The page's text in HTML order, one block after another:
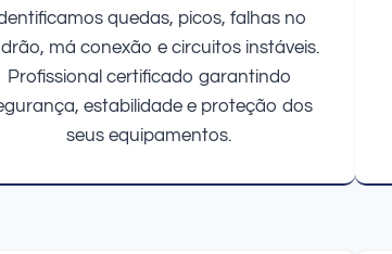
quedas, picos, falhas no
má conexão e circuitos instáveis.
Profissional certificado garantindo
estabilidade e proteção dos
seus equipamentos.